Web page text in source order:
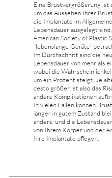
Eine Brustvergrößerung ist
um das Aussehen Ihrer
die Implantate im
Lebensdauer ausgelegt
American Society of Plastic
"lebenslange Geräte"
Im Durchschnitt sind die
Lebensdauer von mehr als
wobei die
um ein Prozent steigt. Je
desto größer ist also das
andere Komplikationen
In vielen Fällen können
länger in gutem Zustand
anders, und die
von Ihrem Körper und der
Ihre Implantate pflegen.